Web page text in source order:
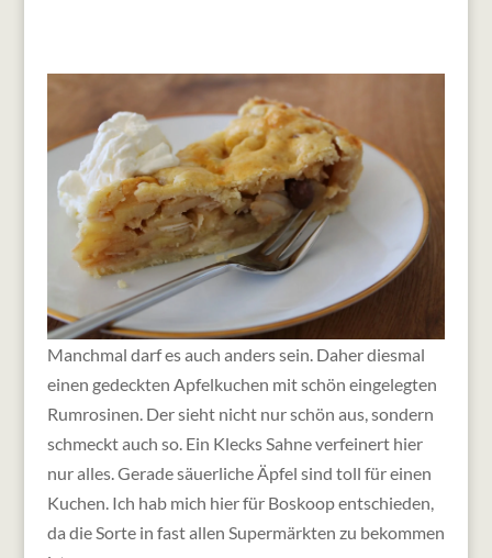
Manchmal darf es auch anders sein. Daher diesmal
einen gedeckten Apfelkuchen mit schön eingelegten
Rumrosinen. Der sieht nicht nur schön aus, sondern
schmeckt auch so. Ein Klecks Sahne verfeinert hier
nur alles. Gerade säuerliche Äpfel sind toll für einen
Kuchen. Ich hab mich hier für Boskoop entschieden,
da die Sorte in fast allen Supermärkten zu bekommen